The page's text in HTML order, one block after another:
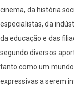
cinema, da história
especialistas, da
da educação e das
segundo diversos
tanto como um
expressivas a serem